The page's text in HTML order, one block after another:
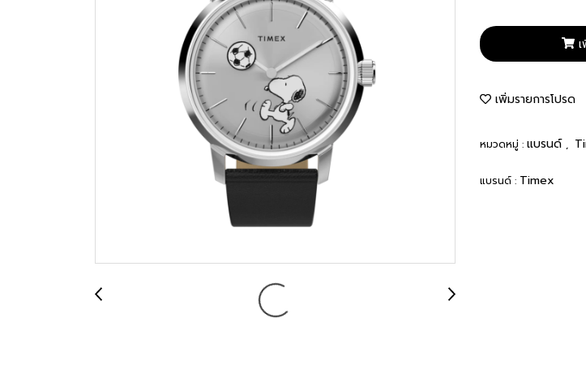
เพิ่มรายการโปรด
หมวดหมู่ : แบรนด์ ,
แบรนด์ : Timex